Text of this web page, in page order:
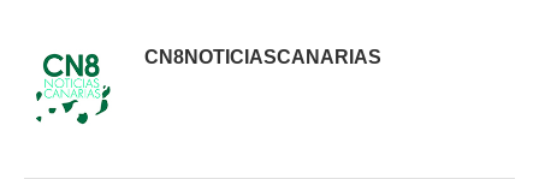
CN8NOTICIASCANARIAS